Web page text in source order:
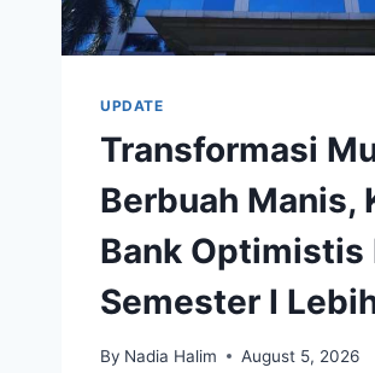
UPDATE
Transformasi
Berbuah Manis,
Bank Optimistis
Semester I
By Nadia Halim August 5, 2026